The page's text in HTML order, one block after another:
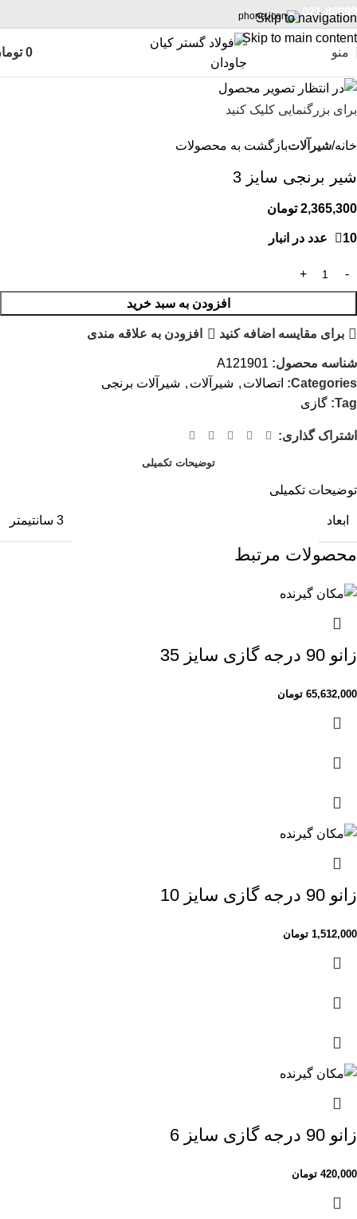
Skip to navigation
Skip to main content
021-88699
منو 0
برای بزرگنمایی کلیک کنید
خانه شیرآلاتبازگشت به محصولات
شیر برنجی سایز 3
2,365,300 تومان
10 عدد در انبار
افزودن به سبد خرید
برای مقایسه اضافه کنید افزودن به علاقه مندی
شناسه محصول: A121901
Categories:
اتصالات , شیرآلات , شیرآلات برنجی
Tag: گازی
اشتراک گذاری:
توضیحات تکمیلی
توضیحات تکمیلی
ابعاد 3 سانتیمتر
محصولات مرتبط
زانو 90 درجه گازی سایز 35
65,632,000 تومان
زانو 90 درجه گازی سایز 10
1,512,000 تومان
زانو 90 درجه گازی سایز 6
420,000 تومان